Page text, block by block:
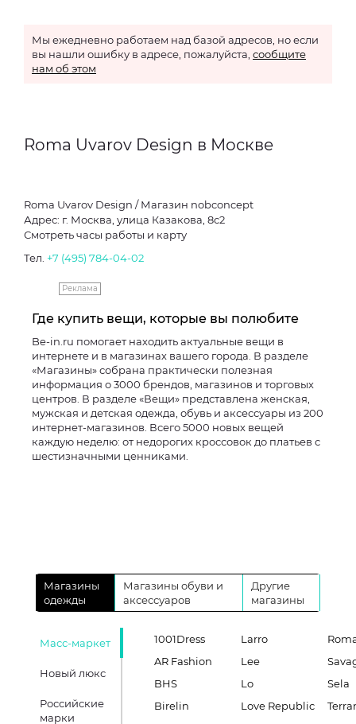
Мы ежедневно работаем над базой адресов, но если
вы нашли ошибку в адресе, пожалуйста, сообщите
нам об этом
Roma Uvarov Design в Москве
Roma Uvarov Design / Магазин nobconcept
Адрес: г. Москва, улица Казакова, 8с2
Смотреть часы работы и карту
Тел. +7 (495) 784-04-02
Реклама
Где купить вещи, которые вы полюбите
Be-in.ru помогает находить актуальные вещи в
интернете и в магазинах вашего города. В разделе
«Магазины» собрана практически полезная
информация о 3000 брендов, магазинов и торговых
центров. В разделе «Вещи» представлена женская,
мужская и детская одежда, обувь и аксессуары из 200
интернет-магазинов. Всего 5000 новых вещей
каждую неделю: от недорогих кроссовок до платьев с
шестизначными ценниками.
Магазины
одежды
Магазины обуви и
аксессуаров
Другие
магазины
Масс-маркет
Новый люкс
Российские
марки
1001Dress
AR Fashion
BHS
Birelin
Larro
Lee
Lo
Love Republic
Sela